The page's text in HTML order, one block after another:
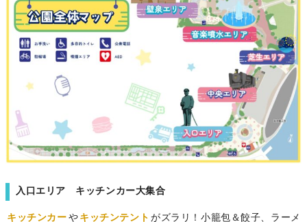
入口エリア キッチンカー大集合
キッチンカー や キッチンテント がズラリ！小籠包＆餃子、ラーメ